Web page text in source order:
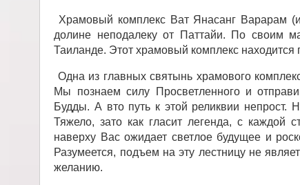
Храмовый комплекс Ват Янасанг Варарам
долине неподалеку от Паттайи. По своим
Таиланде. Этот храмовый комплекс
Одна из главных святынь храмового
Мы познаем силу Просветленного и
Будды. А вто путь к этой реликвии непрост.
Тяжело, зато как гласит легенда, с каждой
наверху Вас ожидает светлое будущее и
Разумеется, подъем на эту лестницу не
желанию.